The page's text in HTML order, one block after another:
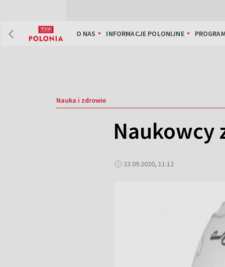
O NAS INFORMACJE POLONIJNE
Nauka i zdrowie
Naukowcy
23.09.2020, 11:12